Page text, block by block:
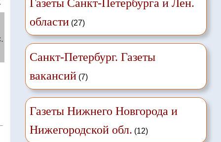
Газеты Санкт-Петербурга и Лен.
области(27)
Санкт-Петербург. Газеты
вакансий(7)
Газеты Нижнего Новгорода и
Нижегородской обл. (12)